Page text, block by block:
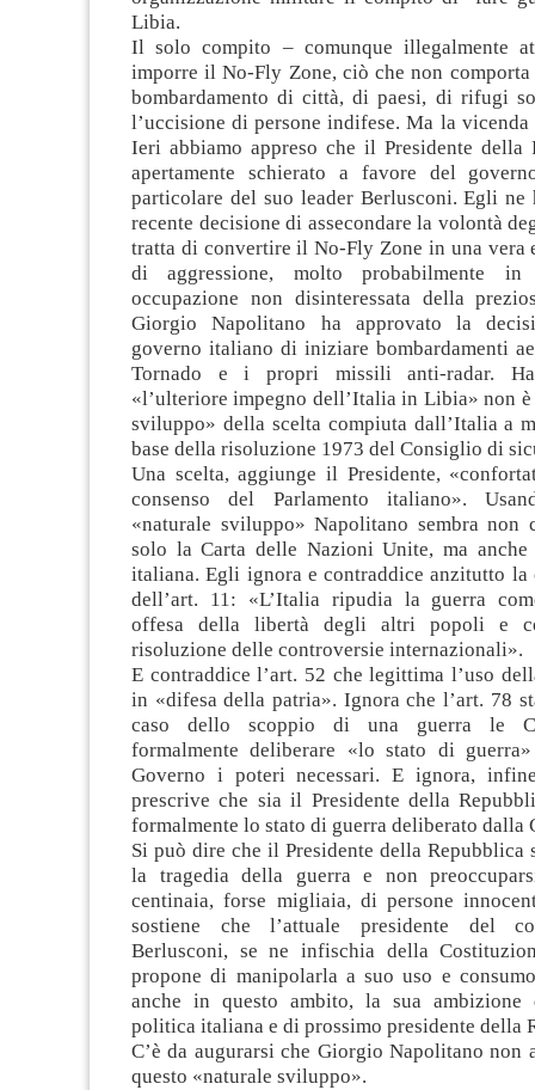
Libia.
Il solo compito – comunque illegalmente
imporre il No-Fly Zone, ciò che non
bombardamento di città, di paesi, di rifugi
l’uccisione di persone indifese. Ma la
Ieri abbiamo appreso che il Presidente della
apertamente schierato a favore del
particolare del suo leader Berlusconi. Egli ne
recente decisione di assecondare la volontà
tratta di convertire il No-Fly Zone in una vera
di aggressione, molto probabilmente
occupazione non disinteressata della
Giorgio Napolitano ha approvato la
governo italiano di iniziare bombardamenti
Tornado e i propri missili anti-radar.
«l’ulteriore impegno dell’Italia in Libia» non
sviluppo» della scelta compiuta dall’Italia a
base della risoluzione 1973 del Consiglio di
Una scelta, aggiunge il Presidente,
consenso del Parlamento italiano».
«naturale sviluppo» Napolitano sembra non
solo la Carta delle Nazioni Unite, ma anche
italiana. Egli ignora e contraddice anzitutto la
dell’art. 11: «L’Italia ripudia la guerra
offesa della libertà degli altri popoli e
risoluzione delle controversie internazionali».
E contraddice l’art. 52 che legittima l’uso
in «difesa della patria». Ignora che l’art. 78
caso dello scoppio di una guerra le
formalmente deliberare «lo stato di
Governo i poteri necessari. E ignora,
prescrive che sia il Presidente della
formalmente lo stato di guerra deliberato dalla
Si può dire che il Presidente della Repubblica
la tragedia della guerra e non
centinaia, forse migliaia, di persone
sostiene che l’attuale presidente del
Berlusconi, se ne infischia della
propone di manipolarla a suo uso e
anche in questo ambito, la sua
politica italiana e di prossimo presidente della
C’è da augurarsi che Giorgio Napolitano non
questo «naturale sviluppo».